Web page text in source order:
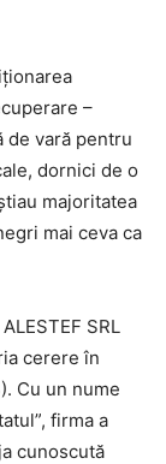
–
de vară pentru
dornici de o
majoritatea
mai ceva ca
SRL
cerere în
Cu un nume
firma a
cunoscută